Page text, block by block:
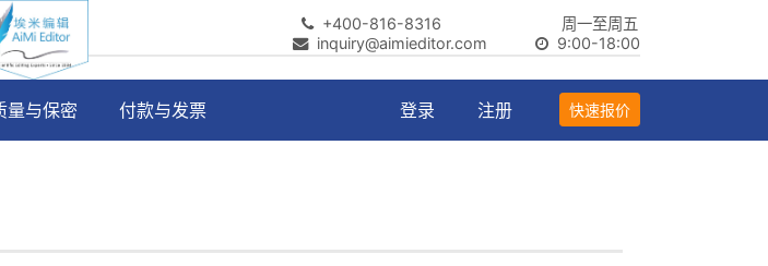
+400-816-8316
周一至周五
inquiry@aimieditor.com
9:00-18:00
量与保密 付款与发票 登录 注册 快速报价